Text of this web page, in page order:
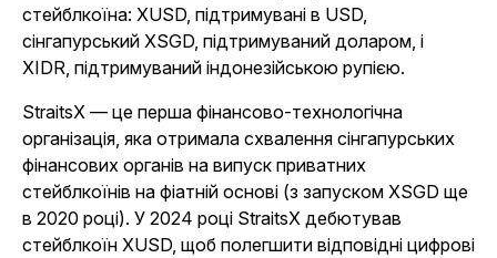
стейблкоїна: XUSD, підтримувані в USD,
сінгапурський XSGD, підтримуваний доларом, і
XIDR, підтримуваний індонезійською рупією.
StraitsX — це перша фінансово-технологічна
організація, яка отримала схвалення сінгапурських
фінансових органів на випуск приватних
стейблкоїнів на фіатній основі (з запуском XSGD ще
в 2020 році). У 2024 році StraitsX дебютував
стейблкоїн XUSD, щоб полегшити відповідні цифрові